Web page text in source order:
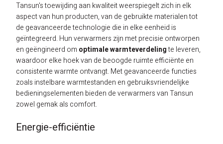
Tansun's toewijding aan kwaliteit weerspiegelt zich in elk
aspect van hun producten, van de gebruikte materialen tot
de geavanceerde technologie die in elke eenheid is
geïntegreerd. Hun verwarmers zijn met precisie ontworpen
en geëngineerd om optimale warmteverdelingte leveren,
waardoor elke hoek van de beoogde ruimte efficiënte en
consistente warmte ontvangt. Met geavanceerde functies
zoals instelbare warmtestanden en gebruiksvriendelijke
bedieningselementen bieden de verwarmers van Tansun
zowel gemak als comfort.
Energie-efficiëntie